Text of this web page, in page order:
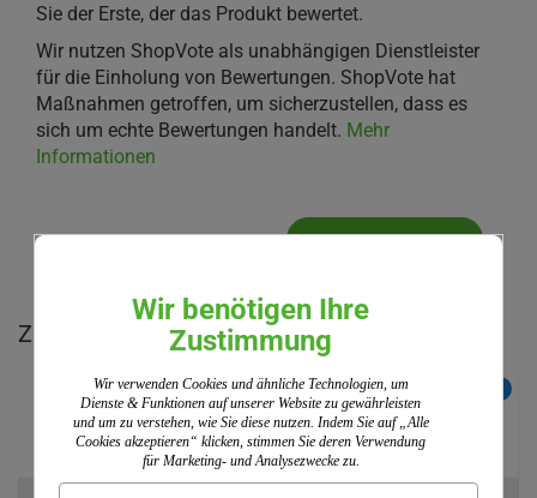
Sie der Erste, der das Produkt bewertet.
Wir nutzen ShopVote als unabhängigen Dienstleister
für die Einholung von Bewertungen. ShopVote hat
Maßnahmen getroffen, um sicherzustellen, dass es
sich um echte Bewertungen handelt. Mehr
Informationen
IHRE MEINUNG
Zu diesem Produkt empfehlen wir Ihnen:
Wir benötigen Ihre
Zustimmung
Wir verwenden Cookies und ähnliche Technologien, um
Dienste & Funktionen auf unserer Website zu gewährleisten
und um zu verstehen, wie Sie diese nutzen. Indem Sie auf „Alle
Cookies akzeptieren“ klicken, stimmen Sie deren Verwendung
für Marketing- und Analysezwecke zu.